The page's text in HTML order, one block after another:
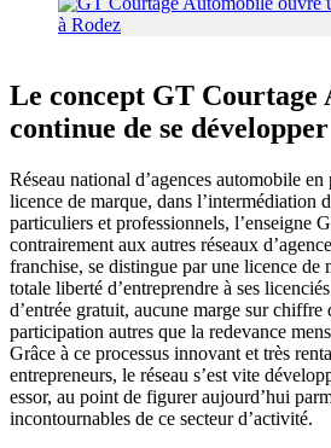
Le concept GT Courtage
continue de se développer
Réseau national d’agences automobile
licence de marque, dans l’intermédiation
particuliers et professionnels, l’enseigne
contrairement aux autres réseaux
franchise, se distingue par une licence de
totale liberté d’entreprendre à ses
d’entrée gratuit, aucune marge sur chiffre
participation autres que la redevance
Grâce à ce processus innovant et très
entrepreneurs, le réseau s’est vite
essor, au point de figurer aujourd’hui
incontournables de ce secteur d’activité.